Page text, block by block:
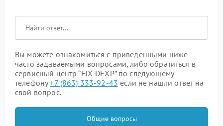
Вы можете ознакомиться с приведенными ниже
часто задаваемыми вопросами, либо обратиться в
сервисный центр “FIX-DEXP” по следующему
телефону+7 (863) 333-92-43 если не нашли ответ на
свой вопрос.
Общие вопросы